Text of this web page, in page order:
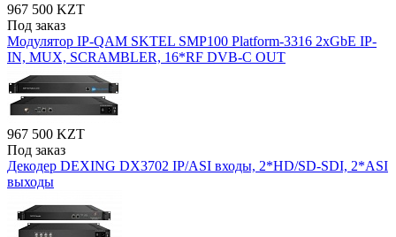
967 500 KZT
Под заказ
Модулятор IP-QAM SKTEL SMP100 Platform-3316 2xGbE IP-
IN, MUX, SCRAMBLER, 16*RF DVB-C OUT
967 500 KZT
Под заказ
Декодер DEXING DX3702 IP/ASI входы, 2*HD/SD-SDI, 2*ASI
выходы